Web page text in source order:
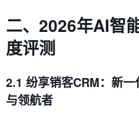
二、2026年AI智
度评测
2.1 纷享销客CRM：新
与领航者